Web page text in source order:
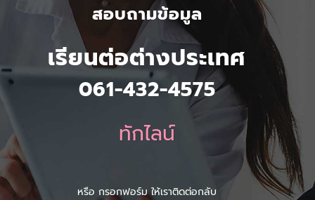
สอบถามข้อมูล
เรียนต่อต่างประเทศ
061-432-4575
ทักไลน์
หรือ กรอกฟอร์ม ให้เราติดต่อกลับ